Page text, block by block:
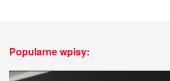
Popularne wpisy: